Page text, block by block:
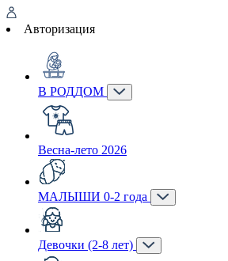
Авторизация
В РОДДОМ
Весна-лето 2026
МАЛЫШИ 0-2 года
Девочки (2-8 лет)